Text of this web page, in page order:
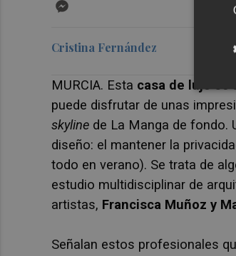
Cristina Fernández
MURCIA. Esta casa de lujo
puede disfrutar de unas
skyline de La Manga de fondo.
diseño: el mantener la
todo en verano). Se trata de
estudio multidisciplinar de
artistas, Francisca Muñoz y
Señalan estos profesionales